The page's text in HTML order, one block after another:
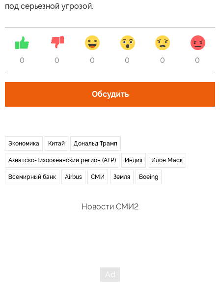
под серьезной угрозой.
0 0 0 0 0 0
Обсудить
Экономика Китай Дональд Трамп
Азиатско-Тихоокеанский регион (АТР) Индия Илон Маск
Всемирный банк Airbus СМИ Земля Boeing
Новости СМИ2